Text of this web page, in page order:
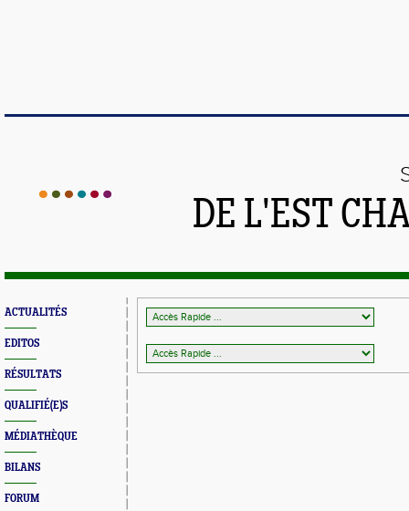
DE L'EST
ACTUALITÉS
EDITOS
RÉSULTATS
QUALIFIÉ(E)S
MÉDIATHÈQUE
BILANS
FORUM